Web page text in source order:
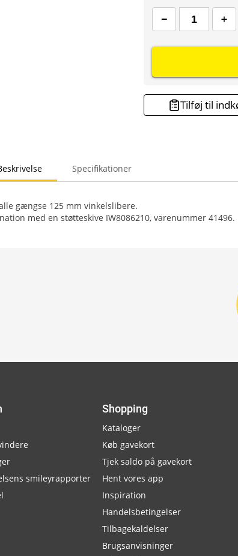
Tilføj til
Specifikationer
gængse 125 mm vinkelslibere.
med en støtteskive IW8086210, varenummer 41496.
smileyrapporter
Shopping
Kataloger
Køb gavekort
Tjek saldo på gavekort
Hent vores app
Inspiration
Handelsbetingelser
Tilbagekaldelser
Brugsanvisninger